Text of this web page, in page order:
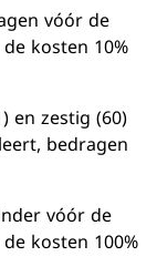
vóór de
kosten 10%
en zestig (60)
bedragen
vóór de
kosten 100%